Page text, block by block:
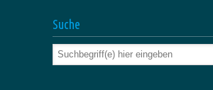
Suche